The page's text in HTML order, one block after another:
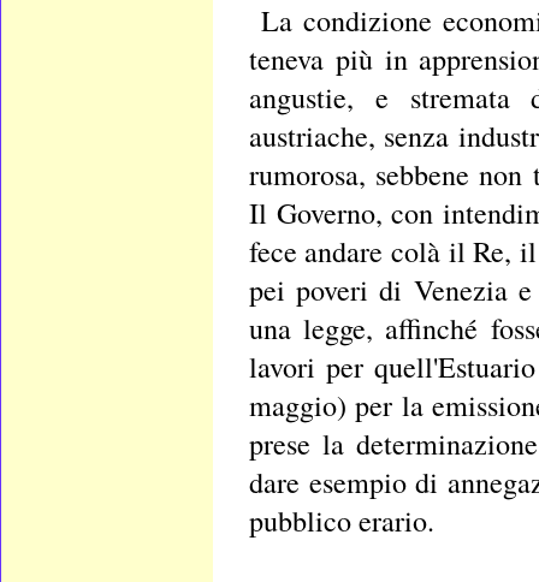
La condizione
teneva più in
angustie, e
austriache, senza
rumorosa, sebbene
Il Governo, con
fece andare colà il Re,
pei poveri di Venezia
una legge, affinché
lavori per
maggio) per la
prese la
dare esempio di
pubblico erario.